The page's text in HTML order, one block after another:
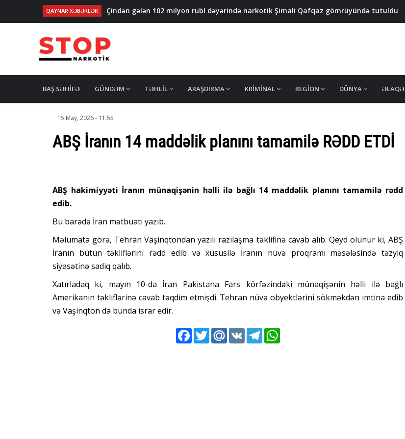
QAYNAR XƏBƏRLƏR
Çindən gələn 102 milyon rubl dəyərində narkotik Şimali Qafqaz gömrüyündə tutuldu
Qarabağ suvarma kanalında batan yeniyetmənin axtarışı aparılır
Polşa və Çexiya​​​​​​​da narkotik şəbəkəsi çökdürülüb - VİDEO
İspaniya polisi 21 ton kokain ələ keçirdi - VİDEO
NAVIGATION
BAŞ SƏHIFƏ GÜNDƏM TƏHLIL ARAŞDIRMA KRIMINAL REGION DÜNYA ƏLAQƏ
15 May, 2026 - 11:55
ABŞ İranın 14 maddəlik planını tamamilə RƏDD ETDİ
ABŞ hakimiyyəti İranın münaqişənin həlli ilə bağlı 14 maddəlik planını tamamilə rədd
edib.
Bu barədə İran mətbuatı yazıb.
Məlumata görə, Tehran Vaşinqtondan yazılı razılaşma təklifinə cavab alıb. Qeyd olunur ki, ABŞ
İranın bütün təkliflərini rədd edib və xüsusilə İranın nüvə proqramı məsələsində təzyiq
siyasətinə sadiq qalıb.
Xatırladaq ki, mayın 10-da İran Pakistana Fars körfəzindəki münaqişənin həlli ilə bağlı
Amerikanın təkliflərinə cavab təqdim etmişdi. Tehran nüvə obyektlərini sökməkdən imtina edib
və Vaşinqton da bunda israr edir.
FacebookTwitterMail.RuVK Telegram